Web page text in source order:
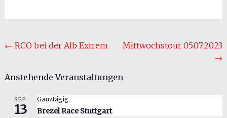
Beitragsnavigation
← RCO bei der Alb Extrem
Mittwochstour 05.07.2023
→
Anstehende Veranstaltungen
SEP.
13
Ganztägig
Brezel Race Stuttgart